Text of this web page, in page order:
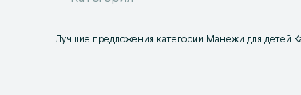
Лучшие предложения категории Манежи для детей